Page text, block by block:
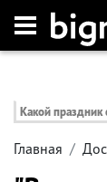
Какой праздник
Главная